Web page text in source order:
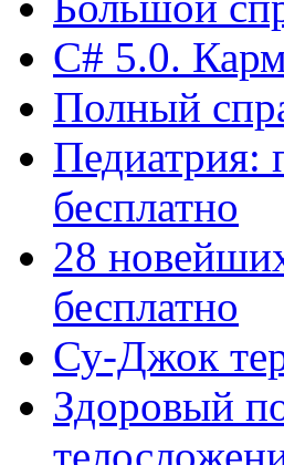
С# 5.0.
Полный
Педиатрия:
бесплатно
28
бесплатно
Су-Джок
Здоровый